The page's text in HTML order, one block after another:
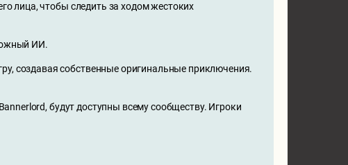
лица, чтобы следить за ходом жестоких
ИИ.
создавая собственные оригинальные приключения.
будут доступны всему сообществу. Игроки